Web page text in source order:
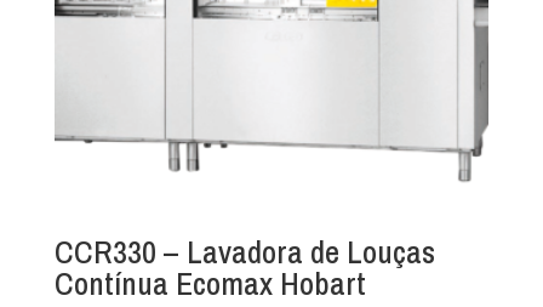
CCR330 – Lavadora de Louças
Contínua Ecomax Hobart